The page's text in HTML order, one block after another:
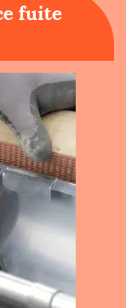
fuite